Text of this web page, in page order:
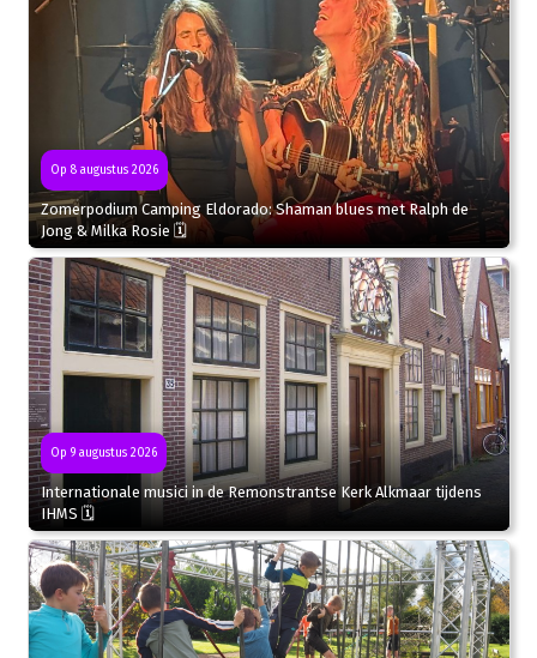
Op 8 augustus 2026
Zomerpodium Camping Eldorado: Shaman blues met Ralph de
Jong & Milka Rosie 🗓
Op 9 augustus 2026
Internationale musici in de Remonstrantse Kerk Alkmaar tijdens
IHMS 🗓